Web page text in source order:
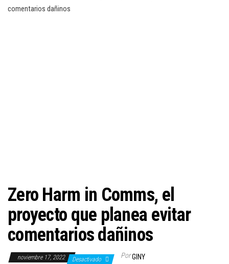
comentarios dañinos
Zero Harm in Comms, el
proyecto que planea evitar
comentarios dañinos
noviembre 17, 2022 Desactivado PorGINY